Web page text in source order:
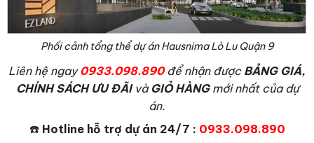
Phối cảnh tổng thể dự án Hausnima Lò Lu Quận 9
Liên hệ ngay 0933.098.890để nhận được BẢNG GIÁ,
CHÍNH SÁCH ƯU ĐÃIvàGIỎ HÀNGmới nhất của dự
án.
☎️Hotline hỗ trợ dự án 24/7 : 0933.098.890